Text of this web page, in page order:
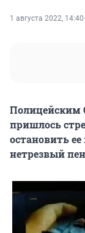
1 августа 2022, 14:40
Полицейским
пришлось
остановить
нетрезвый